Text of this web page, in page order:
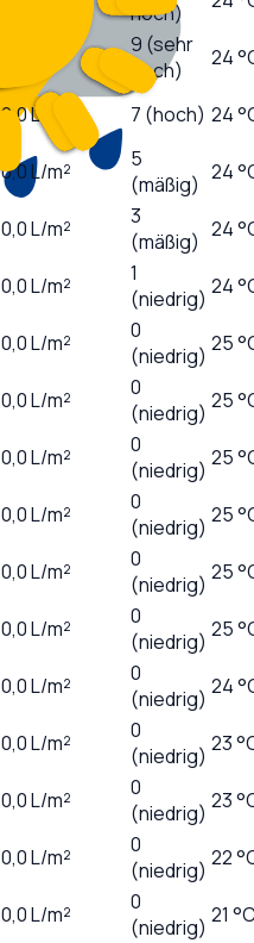
hoch)
9 (sehr
hoch)
24
0,0L/m² 7 (hoch) 24
0,0 L/m²
5
(mäßig) 24
0,0L/m²
3
(mäßig) 24
0,0L/m²
1
(niedrig) 24
0,0L/m²
0
(niedrig) 25
0,0L/m²
0
(niedrig) 25
0,0L/m²
0
(niedrig) 25
0,0L/m²
0
(niedrig) 25
0,0L/m²
0
(niedrig) 25
0,0L/m²
0
(niedrig) 25
0,0L/m²
0
(niedrig) 24
0,0L/m²
0
(niedrig) 23
0,0L/m²
0
(niedrig) 23
0,0L/m²
0
(niedrig) 22
0,0L/m²
0
(niedrig) 21